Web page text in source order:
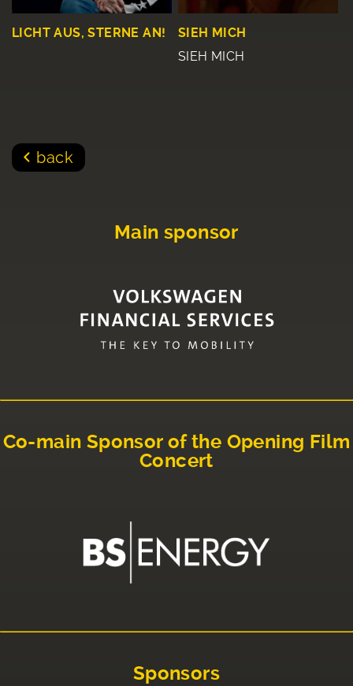
LICHT AUS, STERNE AN!
SIEH MICH
SIEH MICH
back
Main sponsor
Co-main Sponsor of the Opening Film
Concert
Sponsors